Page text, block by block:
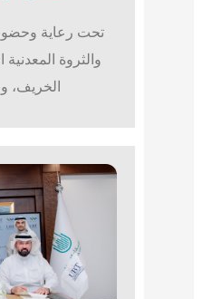
تحت رعاية
والثروة المعدنية
الخريف،